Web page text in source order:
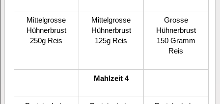
Mittelgrosse
Hühnerbrust
250g Reis
Mittelgrosse
Hühnerbrust
125g Reis
Grosse
Hühnerbrust
150 Gramm
Reis
Mahlzeit 4